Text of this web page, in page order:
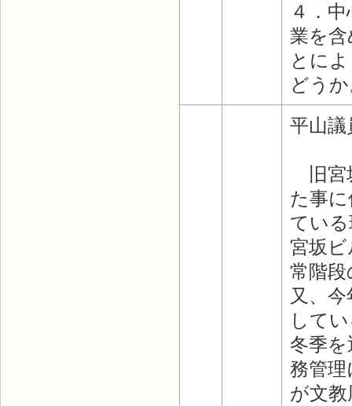
４．
業を
とに
どう
平山
旧宮
た事
てい
宮坂
常階
又、
して
冬季
務管
が文